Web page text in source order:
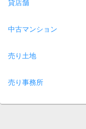
貸店舗
中古マンション
売り土地
売り事務所